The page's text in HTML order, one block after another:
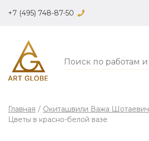
+7 (495) 748-87-50
Главная / Окиташвили Важа Шотаевич
Цветы в красно-белой вазе